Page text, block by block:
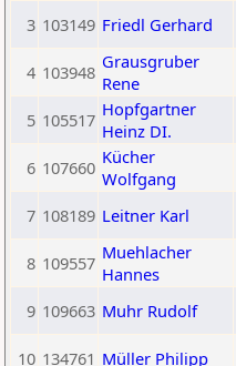
3 103149 Friedl Gerhard
4 103948 Grausgruber
Rene
5 105517 Hopfgartner
Heinz DI.
6 107660 Kücher
Wolfgang
7 108189 Leitner Karl
8 109557 Muehlacher
Hannes
9 109663 Muhr Rudolf
10 134761 Müller Philipp